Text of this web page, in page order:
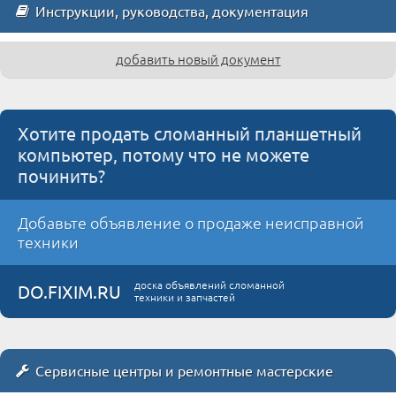
Инструкции, руководства, документация
добавить новый документ
Хотите продать сломанный планшетный
компьютер, потому что не можете
починить?
Добавьте объявление о продаже неисправной
техники
DO.FIXIM.RU
доска объявлений сломанной
техники и запчастей
Сервисные центры и ремонтные мастерские